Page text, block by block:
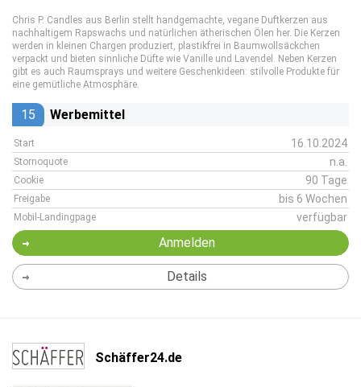
Chris P. Candles aus Berlin stellt handgemachte, vegane Duftkerzen aus
nachhaltigem Rapswachs und natürlichen ätherischen Ölen her. Die Kerzen
werden in kleinen Chargen produziert, plastikfrei in Baumwollsäckchen
verpackt und bieten sinnliche Düfte wie Vanille und Lavendel. Neben Kerzen
gibt es auch Raumsprays und weitere Geschenkideen: stilvolle Produkte für
eine gemütliche Atmosphäre.
15 Werbemittel
Start 16.10.2024
Stornoquote n.a.
Cookie 90 Tage
Freigabe bis 6 Wochen
Mobil-Landingpage verfügbar
Anmelden
Details
Schäffer24.de